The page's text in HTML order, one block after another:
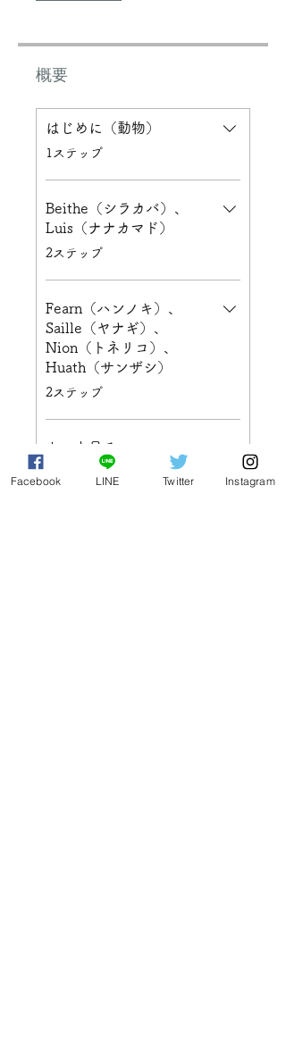
概要
はじめに（動物）
.1ステップ
Beithe（シラカバ）、
Luis（ナナカマド）
.2ステップ
Fearn（ハンノキ）、
Saille（ヤナギ）、
Nion（トネリコ）、
Huath（サンザシ）
.2ステップ
もっと見る
Facebook LINE Twitter Instagram